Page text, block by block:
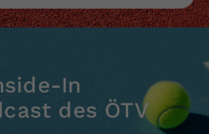
In
des ÖTV